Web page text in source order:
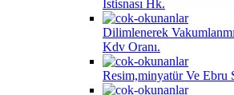
İstisnası Hk.
Dilimlenerek
Kdv Oranı.
Resim,minyatür Ve Ebru